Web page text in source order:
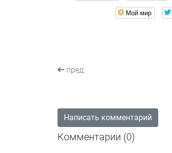
Мой мир
пред.
Написать комментарий
Комментарии (0)